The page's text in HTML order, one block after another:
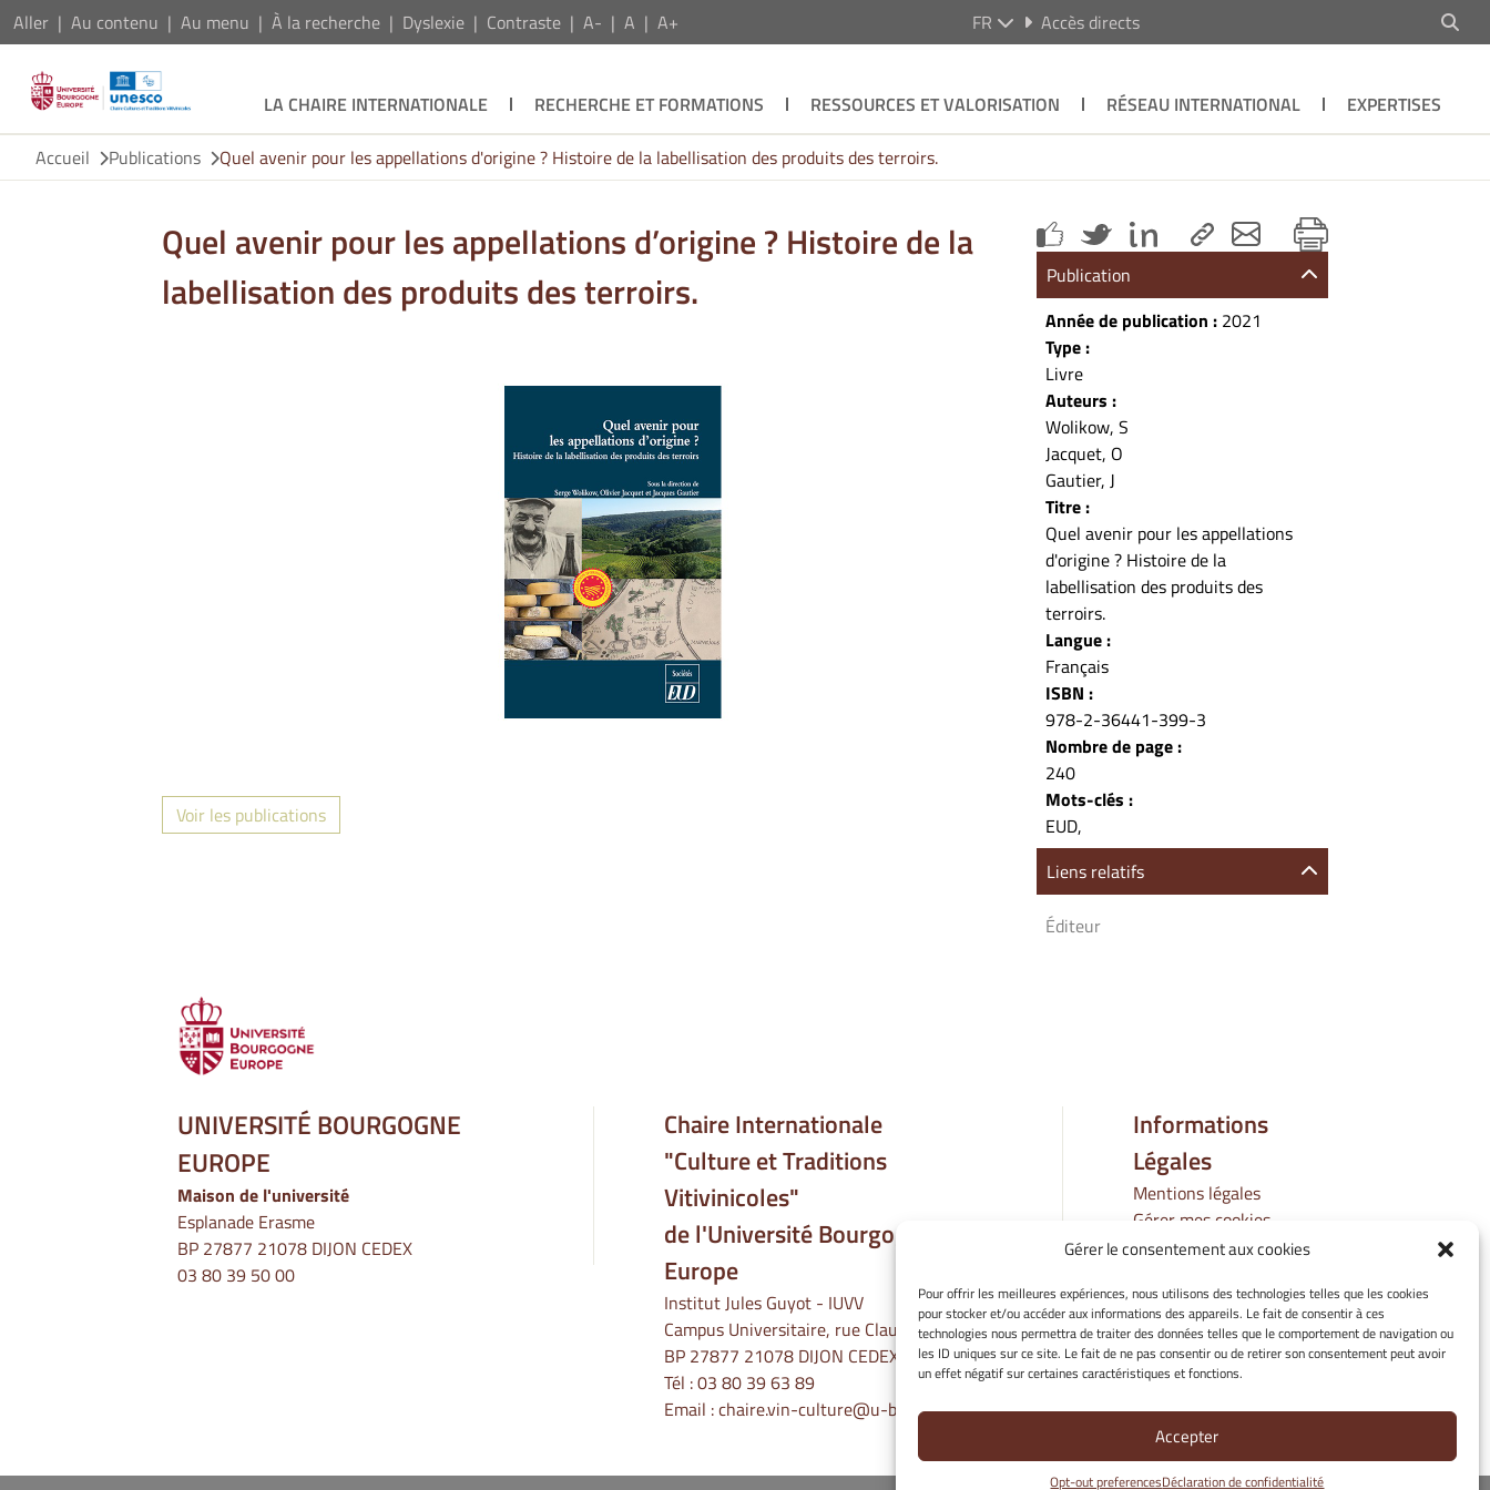
Gérer le consentement aux cookies
Pour offrir les meilleures expériences, nous utilisons des technologies telles que les cookies
pour stocker et/ou accéder aux informations des appareils. Le fait de consentir à ces
technologies nous permettra de traiter des données telles que le comportement de navigation ou
les ID uniques sur ce site. Le fait de ne pas consentir ou de retirer son consentement peut avoir
un effet négatif sur certaines caractéristiques et fonctions.
Accepter
Opt-out preferencesDéclaration de confidentialité
Aller Au contenu Au menu À la recherche Dyslexie Contraste A- A A+ FR Accès directs
LA CHAIRE INTERNATIONALE RECHERCHE ET FORMATIONS RESSOURCES ET VALORISATION RÉSEAU INTERNATIONAL
EXPERTISES
Accueil
Publications Quel avenir pour les appellations d'origine ? Histoire de la labellisation des produits des terroirs.
Quel avenir pour les appellations d’origine ? Histoire de la
labellisation des produits des terroirs.
Voir les publications
Publication
Année de publication : 2021
Type :
Livre
Auteurs :
Wolikow, S
Jacquet, O
Gautier, J
Titre :
Quel avenir pour les appellations
d'origine ? Histoire de la
labellisation des produits des
terroirs.
Langue :
Français
ISBN :
978-2-36441-399-3
Nombre de page :
240
Mots-clés :
EUD,
Liens relatifs
Éditeur
UNIVERSITÉ BOURGOGNE
EUROPE
Maison de l'université
Esplanade Erasme
BP 27877 21078 DIJON CEDEX
03 80 39 50 00
Chaire Internationale
"Culture et Traditions
Vitivinicoles"
de l'Université Bourgogne
Europe
Institut Jules Guyot - IUVV
Campus Universitaire, rue Claude Ladrey
BP 27877 21078 DIJON CEDEX
Tél :03 80 39 63 89
Email :chaire.vin-culture@u-bourgogne.fr
Informations
Légales
Mentions légales
Gérer mes cookies
Politique de cookies
confidentialité
Avertissement